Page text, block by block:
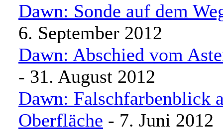
Dawn: Sonde auf dem
6. September 2012
Dawn: Abschied vom
- 31. August 2012
Dawn: Falschfarbenblick
Oberfläche - 7. Juni 2012